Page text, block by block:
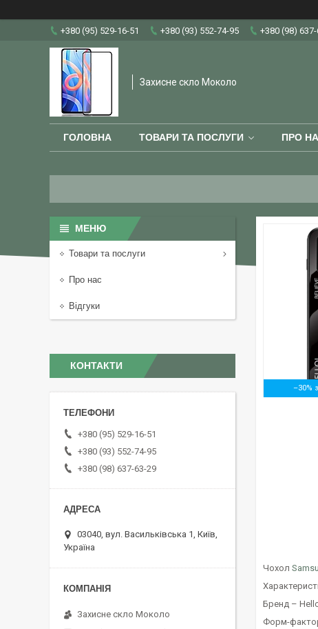
+380 (95) 529-16-51 +380 (93) 552-74-95 +380 (98)
Захисне скло Moколо
ГОЛОВНА ТОВАРИ ТА ПОСЛУГИ ПРО
–30%
Чохол
Бренд –
Форм-
Товари та послуги
Про нас
Відгуки
КОНТАКТИ
+380 (95) 529-16-51
+380 (93) 552-74-95
+380 (98) 637-63-29
03040, вул. Васильківська 1, Київ,
Україна
Захисне скло Moколо